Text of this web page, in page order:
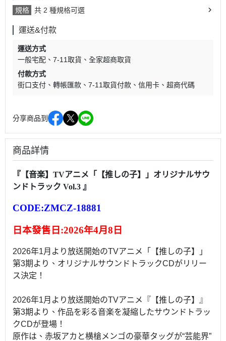
規格 共 2 種規格可選
運送&付款
運送方式
一般宅配
7-11取貨
全家超商取貨
付款方式
街口支付
轉帳匯款 7-11取貨付款 信用卡 超商代碼
分享商品到
商品詳情
『【音楽】TVアニメ「【推しの子】」オリジナルサウ
ンドトラック Vol.3 』
CODE:ZMCZ-18881
日本發售日:2026年4月8日
2026年1月より放送開始のTVアニメ「【推しの子】」
第3期より、オリジナルサウンドトラックCDがリリー
ス決定！
2026年1月より放送開始のTVアニメ『【推しの子】』
第3期より、作品を彩る音楽を凝縮したサウンドトラッ
クCDが登場！
原作は、赤坂アカと横槍メンゴの豪華タッグが“芸能界”